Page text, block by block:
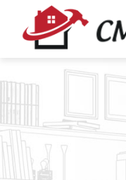
contenu
principal